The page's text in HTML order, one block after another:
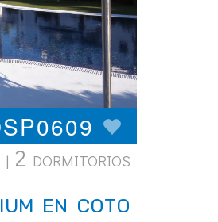
| 2 DORMITORIOS
EN COTO